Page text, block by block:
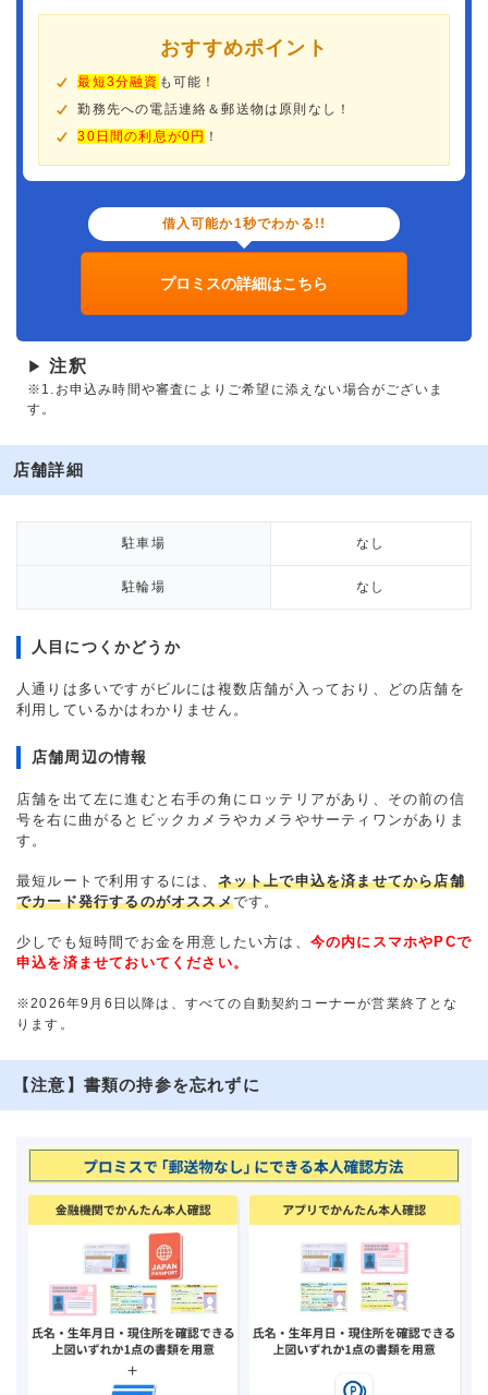
おすすめポイント
最短3分融資 も可能！
勤務先への電話連絡＆郵送物は原則なし！
30日間の利息が0円 ！
借入可能か1秒でわかる!!
プロミスの詳細はこちら
▶ 注釈
※1.お申込み時間や審査によりご希望に添えない場合がございま
す。
店舗詳細
駐車場 なし
駐輪場 なし
人目につくかどうか
人通りは多いですがビルには複数店舗が入っており、どの店舗を
利用しているかはわかりません。
店舗周辺の情報
店舗を出て左に進むと右手の角にロッテリアがあり、その前の信
号を右に曲がるとビックカメラやカメラやサーティワンがありま
す。
最短ルートで利用するには、 ネット上で申込を済ませてから店舗
でカード発行するのがオススメです。
少しでも短時間でお金を用意したい方は、 今の内にスマホやPCで
申込を済ませておいてください。
※2026年9月6日以降は、すべての自動契約コーナーが営業終了とな
ります。
【注意】書類の持参を忘れずに